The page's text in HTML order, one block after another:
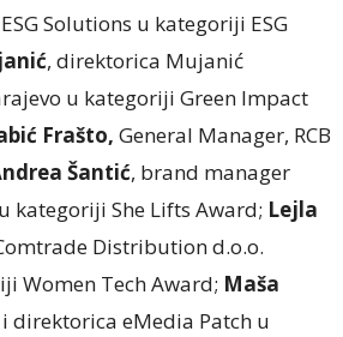
Solutions u kategoriji ESG
, direktorica Mujanić
u kategoriji Green Impact
Frašto, General Manager, RCB
Šantić, brand manager
kategoriji She Lifts Award; Lejla
Distribution d.o.o.
Women Tech Award; Maša
i direktorica eMedia Patch u